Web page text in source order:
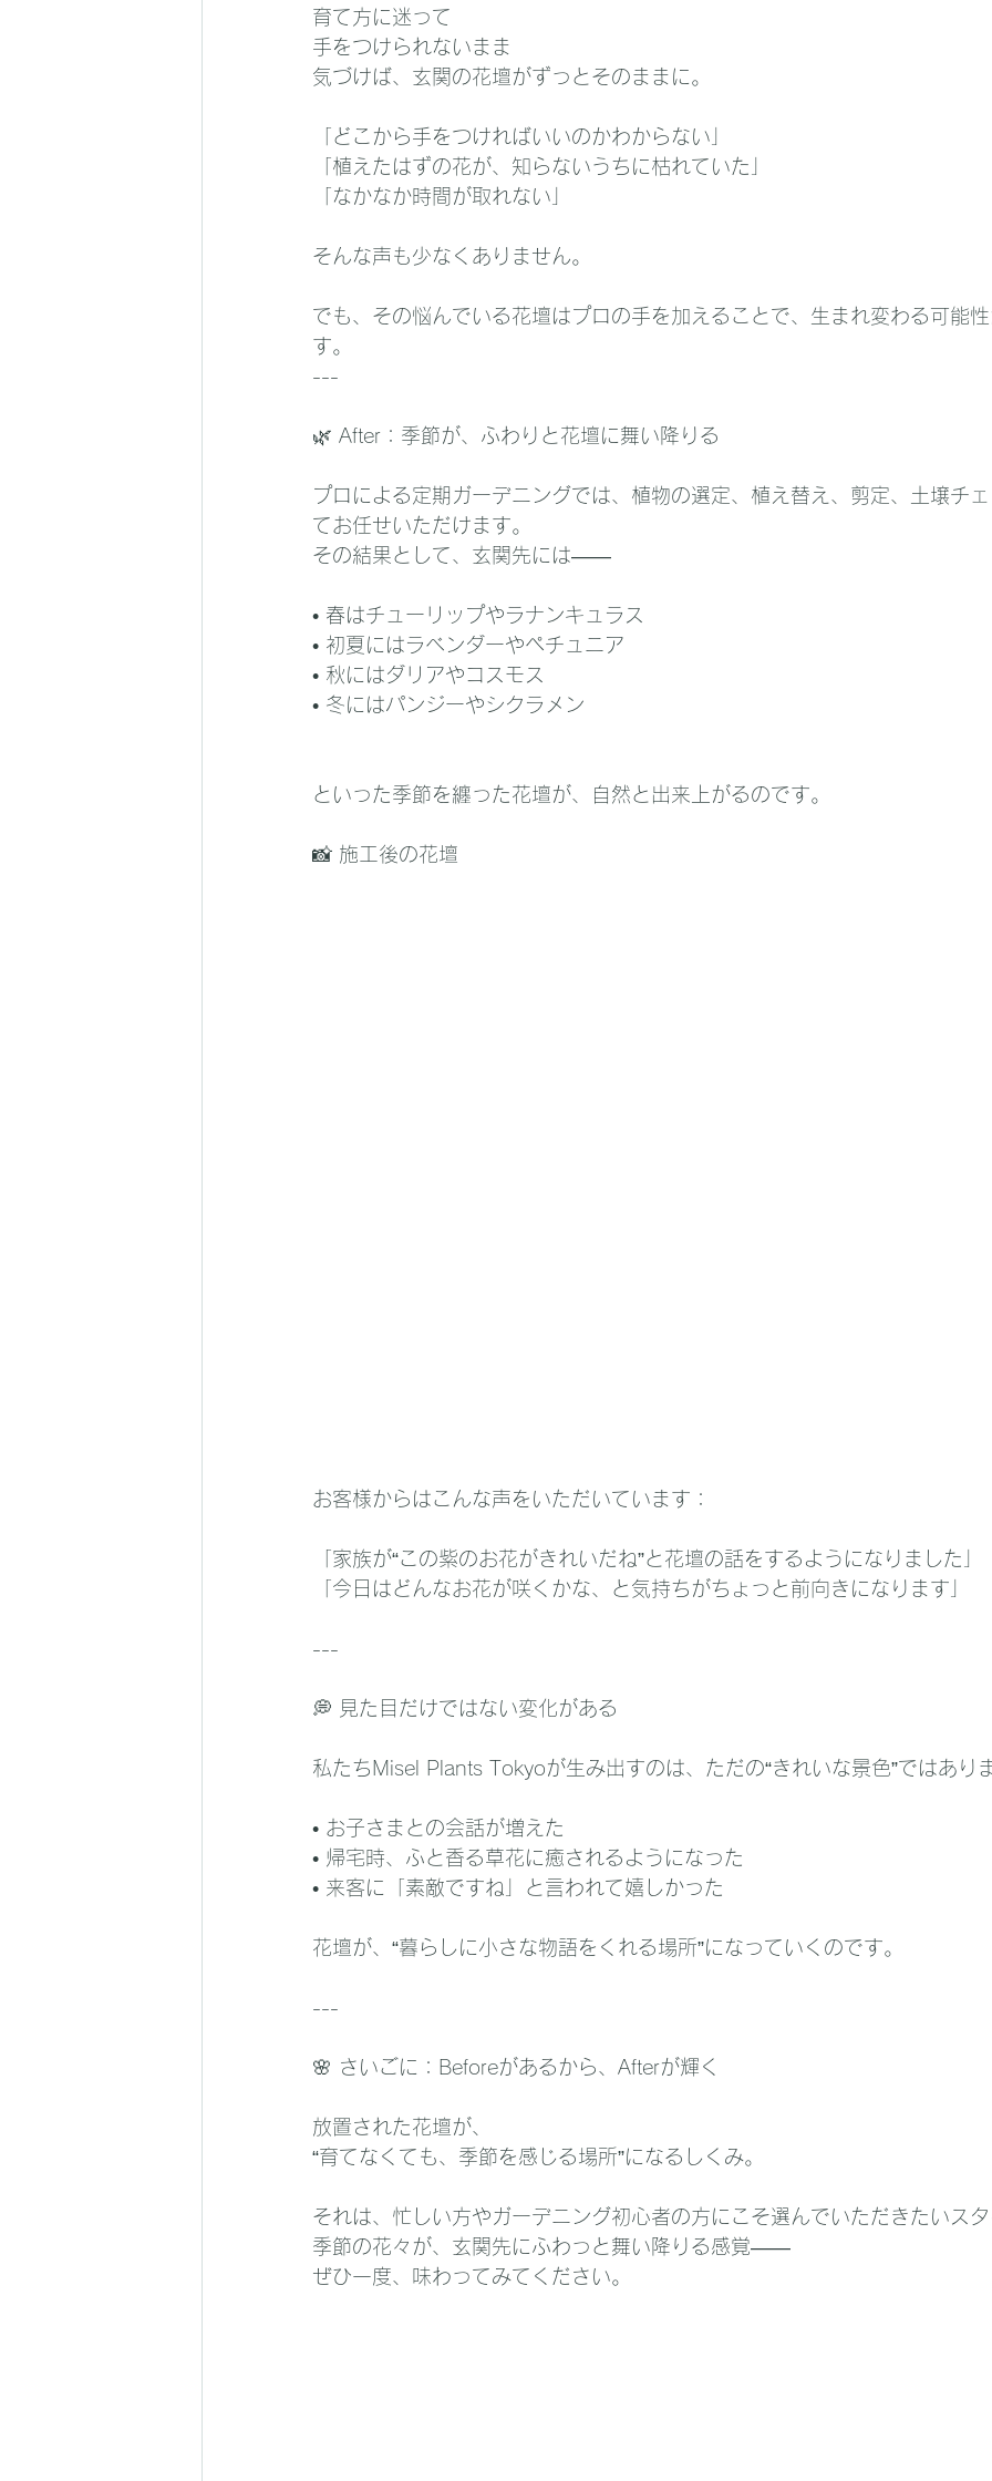
育て方に迷って
手をつけられないまま
気づけば、玄関の花壇がずっとそのままに。
「どこから手をつければいいのかわからない」
「植えたはずの花が、知らないうちに枯れていた」
「なかなか時間が取れない」
そんな声も少なくありません。
でも、その悩んでいる花壇はプロの手を加えることで、生まれ変わる可能
す。
---
🌿 After：季節が、ふわりと花壇に舞い降りる
プロによる定期ガーデニングでは、植物の選定、植え替え、剪定、土壌チ
てお任せいただけます。
その結果として、玄関先には――
• 春はチューリップやラナンキュラス
• 初夏にはラベンダーやペチュニア
• 秋にはダリアやコスモス
• 冬にはパンジーやシクラメン
といった季節を纏った花壇が、自然と出来上がるのです。
📸 施工後の花壇
お客様からはこんな声をいただいています：
「家族が“この紫のお花がきれいだね”と花壇の話をするようになりました」
「今日はどんなお花が咲くかな、と気持ちがちょっと前向きになります」
---
💭 見た目だけではない変化がある
私たちMisel Plants Tokyoが生み出すのは、ただの“きれいな景色”ではあり
• お子さまとの会話が増えた
• 帰宅時、ふと香る草花に癒されるようになった
• 来客に「素敵ですね」と言われて嬉しかった
花壇が、“暮らしに小さな物語をくれる場所”になっていくのです。
---
🌸 さいごに：Beforeがあるから、Afterが輝く
放置された花壇が、
“育てなくても、季節を感じる場所”になるしくみ。
それは、忙しい方やガーデニング初心者の方にこそ選んでいただきたいスタ
季節の花々が、玄関先にふわっと舞い降りる感覚――
ぜひ一度、味わってみてください。